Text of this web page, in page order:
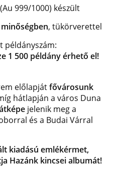
(Au 999/1000) készült
, tükörverettel
példányszám:
1 500 példány érhető el!
előlapjátfővárosunk
hátlapján a város Duna
jelenik meg a
és a Budai Várral
kiadású emlékérmet,
Hazánk kincsei albumát!